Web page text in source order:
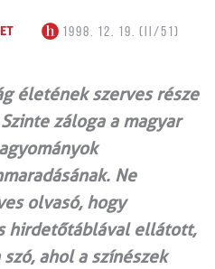
1998. 12. 19. (II/51)
életének szerves része
záloga a magyar
Ne
olvasó, hogy
hirdetőtáblával ellátott,
ahol a színészek